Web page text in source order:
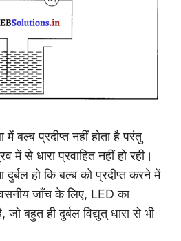
में बल्ब प्रदीप्त नहीं होता है परंतु
में से धारा प्रवाहित नहीं हो रही।
हो कि बल्ब को प्रदीप्त करने में
जाँच के लिए, LED का
बहुत ही दुर्बल विद्युत् धारा से भी